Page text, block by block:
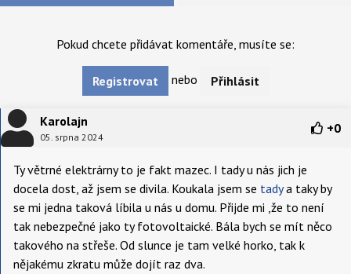
Pokud chcete přidávat komentáře, musíte se:
Registrovat nebo Přihlásit
Karolajn
05. srpna 2024
+0
Ty větrné elektrárny to je fakt mazec. I tady u nás jich je
docela dost, až jsem se divila. Koukala jsem se tadya taky by
se mi jedna taková líbila u nás u domu. Přijde mi ,že to není
tak nebezpečné jako ty fotovoltaické. Bála bych se mít něco
takového na střeše. Od slunce je tam velké horko, tak k
nějakému zkratu může dojít raz dva.